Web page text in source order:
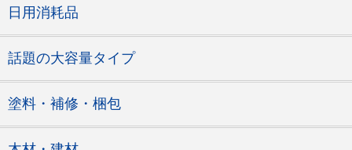
日用消耗品
話題の大容量タイプ
塗料・補修・梱包